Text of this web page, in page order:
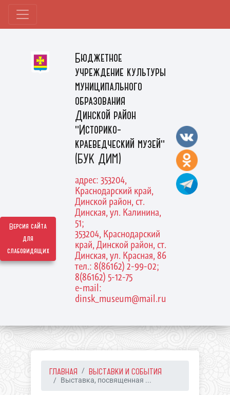
Версия сайта
для
слабовидящих
Бюджетное
учреждение культуры
муниципального
образования
Динской район
"Историко-
краеведческий музей"
(БУК ДИМ)
адрес: 353204,
Краснодарский край,
Динской район, ст.
Динская, ул. Калинина,
51;
353204, Краснодарский
край, Динской район, ст.
Динская, ул. Красная, 86
тел.: 8(86162) 2-99-02;
8(86162) 5-12-75
e-mail:
dinsk_museum@mail.ru
ГЛАВНАЯ ВЫСТАВКИ И СОБЫТИЯ
Выставка, посвященная ...